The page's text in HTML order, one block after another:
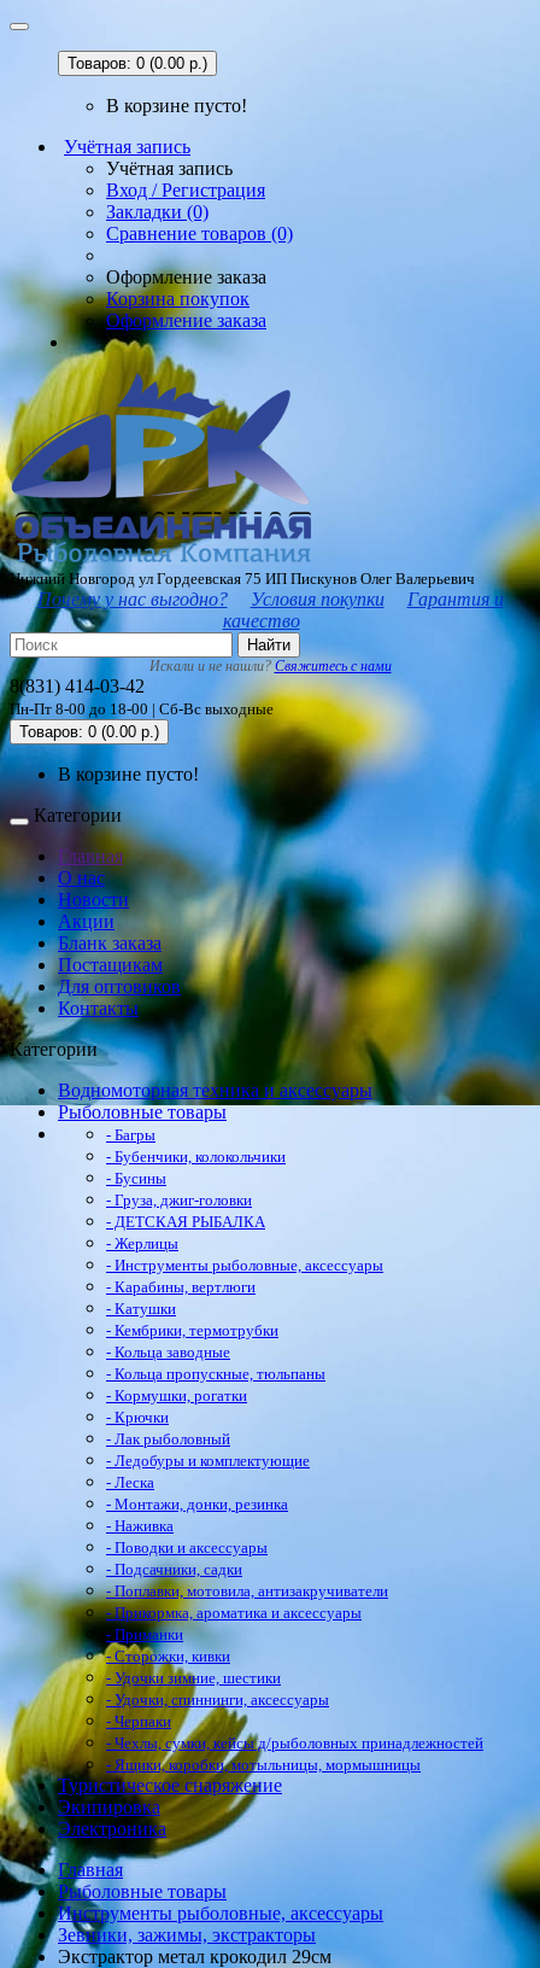
Товаров: 0 (0.00 р.)
В корзине пусто!
Учётная запись
Учётная запись
Вход / Регистрация
Закладки (0)
Сравнение товаров (0)
Оформление заказа
Корзина покупок
Оформление заказа
Нижний Новгород ул Гордеевская 75 ИП Пискунов Олег Валерьевич
Почему у нас выгодно? Условия покупки
Гарантия и
качество
Найти
Искали и не нашли?Свяжитесь с нами
8(831) 414-03-42
Пн-Пт 8-00 до 18-00 | Сб-Вс выходные
Товаров: 0 (0.00 р.)
В корзине пусто!
Категории
Главная
О нас
Новости
Акции
Бланк заказа
Постащикам
Для оптовиков
Контакты
Категории
Водномоторная техника и аксессуары
Рыболовные товары
- Багры
- Бубенчики, колокольчики
- Бусины
- Груза, джиг-головки
- ДЕТСКАЯ РЫБАЛКА
- Жерлицы
- Инструменты рыболовные, аксессуары
- Карабины, вертлюги
- Катушки
- Кембрики, термотрубки
- Кольца заводные
- Кольца пропускные, тюльпаны
- Кормушки, рогатки
- Крючки
- Лак рыболовный
- Ледобуры и комплектующие
- Леска
- Монтажи, донки, резинка
- Наживка
- Поводки и аксессуары
- Подсачники, садки
- Поплавки, мотовила, антизакручиватели
- Прикормка, ароматика и аксессуары
- Приманки
- Сторожки, кивки
- Удочки зимние, шестики
- Удочки, спиннинги, аксессуары
- Черпаки
- Чехлы, сумки, кейсы д/рыболовных принадлежностей
- Ящики, коробки, мотыльницы, мормышницы
Туристическое снаряжение
Экипировка
Электроника
Главная
Рыболовные товары
Инструменты рыболовные, аксессуары
Зевники, зажимы, экстракторы
Экстрактор метал крокодил 29см